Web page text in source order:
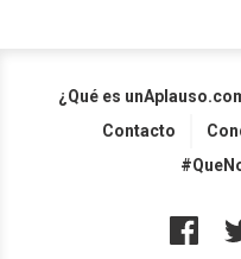
¿Qué es
Contacto